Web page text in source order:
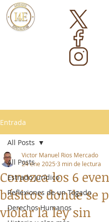
Entrada
All Posts
Estrado Jurídico
Reflexiones de un Togado
Derechos Humanos
All Posts
Conozca los 6
básicos donde se
violar la ley sin
Victor Manuel Rios Mercado
24 ene 2025 3 min de lectura